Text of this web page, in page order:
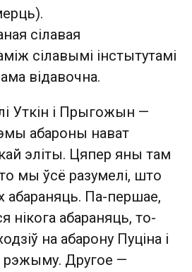
сілавая
сілавымі інстытутамі
відавочна.
Уткін і Прыгожын —
абароны нават
эліты. Цяпер яны там
мы ўсё разумелі, што
абараняць. Па-першае,
нікога абараняць, то-
на абарону Пуціна і
рэжыму. Другое —